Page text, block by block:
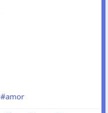
#amor